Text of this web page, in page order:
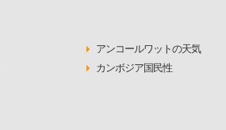
アンコールワットの天気
カンボジア国民性